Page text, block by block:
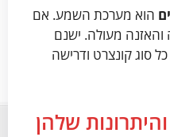
הוא מערכת השמע. אם
והאזנה מעולה. ישנם
סוג קונצרט ודרישה
שלהן